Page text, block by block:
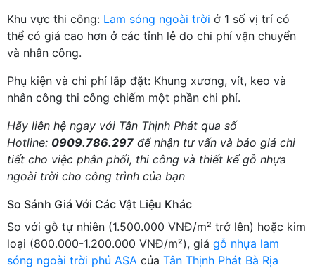
Khu vực thi công: Lam sóng ngoài trời ở 1 số vị trí có
thể có giá cao hơn ở các tỉnh lẻ do chi phí vận chuyển
và nhân công.
Phụ kiện và chi phí lắp đặt: Khung xương, vít, keo và
nhân công thi công chiếm một phần chi phí.
Hãy liên hệ ngay với Tân Thịnh Phát qua số
Hotline: 0909.786.297 để nhận tư vấn và báo giá chi
tiết cho việc phân phối, thi công và thiết kế gỗ nhựa
ngoài trời cho công trình của bạn
So Sánh Giá Với Các Vật Liệu Khác
So với gỗ tự nhiên (1.500.000 VNĐ/m² trở lên) hoặc kim
loại (800.000-1.200.000 VNĐ/m²), giá gỗ nhựa lam
sóng ngoài trời phủ ASA của Tân Thịnh Phát Bà Rịa